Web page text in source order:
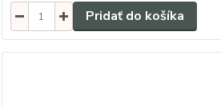
Pridať do košíka